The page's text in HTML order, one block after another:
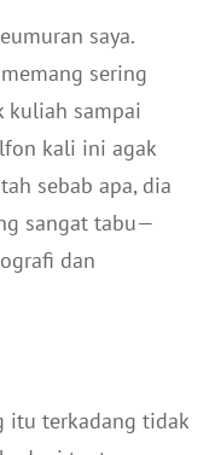
saya.
sering
kuliah sampai
kali ini agak
sebab apa, dia
sangat tabu—
dan
itu terkadang tidak